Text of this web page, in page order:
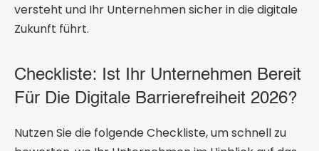
versteht und Ihr Unternehmen sicher in die digitale
Zukunft führt.
Checkliste: Ist Ihr Unternehmen Bereit
Für Die Digitale Barrierefreiheit 2026?
Nutzen Sie die folgende Checkliste, um schnell zu